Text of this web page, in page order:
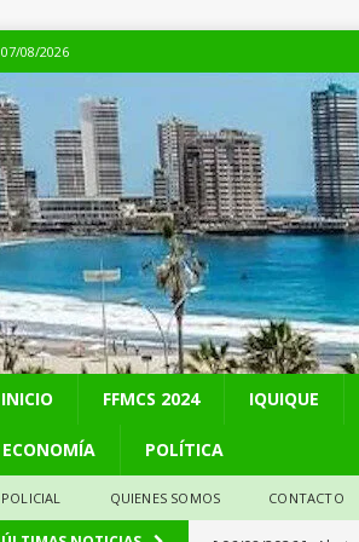
07/08/2026
INICIO FFMCS 2024 IQUIQUE
ECONOMÍA POLÍTICA
POLICIAL QUIENES SOMOS CONTACTO